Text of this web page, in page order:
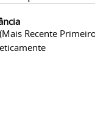
Recente